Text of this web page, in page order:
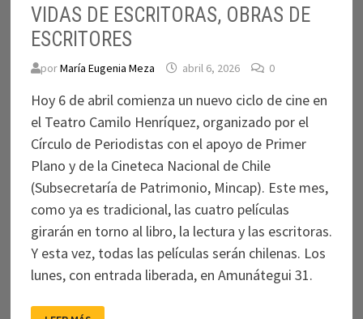
VIDAS DE ESCRITORAS, OBRAS DE
ESCRITORES
porMaría Eugenia Meza abril 6, 2026 0
Hoy 6 de abril comienza un nuevo ciclo de cine en
el Teatro Camilo Henríquez, organizado por el
Círculo de Periodistas con el apoyo de Primer
Plano y de la Cineteca Nacional de Chile
(Subsecretaría de Patrimonio, Mincap). Este mes,
como ya es tradicional, las cuatro películas
girarán en torno al libro, la lectura y las escritoras.
Y esta vez, todas las películas serán chilenas. Los
lunes, con entrada liberada, en Amunátegui 31.